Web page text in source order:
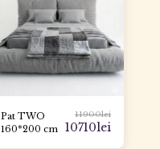
Pat TWO
160*200 cm
11900lei
10710lei